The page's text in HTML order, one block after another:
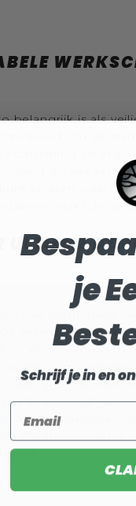
belangrijk is als
om de
en
die het
ervaren waarom
ULTIEME
is de combinatie
memoryfoam
pijnpunten
vermoeidheid,
die de
de bewegingen
kunt voorkomen.
alleen voor dat je
je
Schrijf je in en
Email